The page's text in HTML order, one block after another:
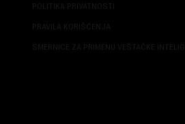
POLITIKA PRIVATNOSTI
PRAVILA KORIŠĆENJA
SMERNICE ZA PRIMENU VEŠTAČKE